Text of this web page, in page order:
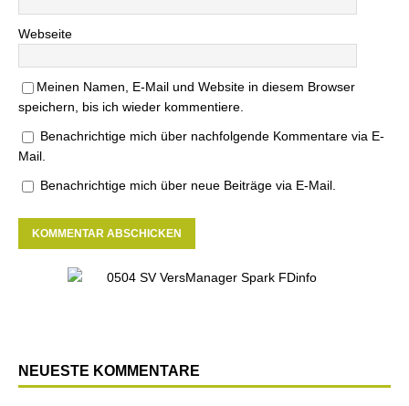
Webseite
Meinen Namen, E-Mail und Website in diesem Browser
speichern, bis ich wieder kommentiere.
Benachrichtige mich über nachfolgende Kommentare via E-
Mail.
Benachrichtige mich über neue Beiträge via E-Mail.
NEUESTE KOMMENTARE